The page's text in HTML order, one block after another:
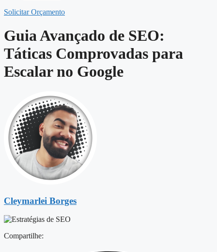
Solicitar Orçamento
Guia Avançado de SEO:
Táticas Comprovadas para
Escalar no Google
Cleymarlei Borges
Compartilhe: